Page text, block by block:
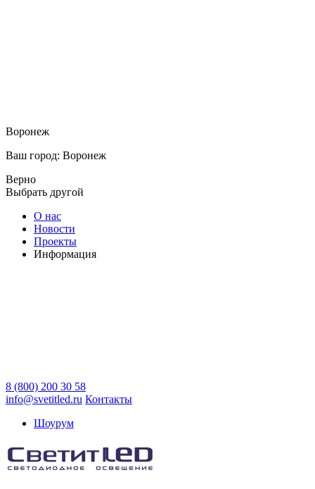
Воронеж
Ваш город: Воронеж
Верно
Выбрать другой
О нас
Новости
Проекты
Информация
8 (800) 200 30 58
info@svetitled.ru Контакты
Шоурум